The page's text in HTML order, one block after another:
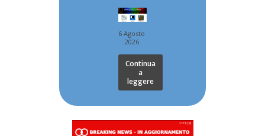
6 Agosto
2026
Continua
a
leggere